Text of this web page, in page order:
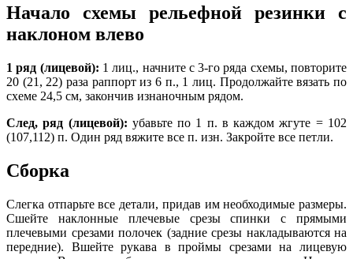
Начало схемы рельефной резинки с
наклоном влево
1 ряд (лицевой): 1 лиц., начните с 3-го ряда схемы, повторите
20 (21, 22) раза раппорт из 6 п., 1 лиц. Продолжайте вязать по
схеме 24,5 см, закончив изнаночным рядом.
След, ряд (лицевой): убавьте по 1 п. в каждом жгуте = 102
(107,112) п. Один ряд вяжите все п. изн. Закройте все петли.
Сборка
Слегка отпарьте все детали, придав им необходимые размеры.
Сшейте наклонные плечевые срезы спинки с прямыми
плечевыми срезами полочек (задние срезы накладываются на
передние). Вшейте рукава в проймы срезами на лицевую